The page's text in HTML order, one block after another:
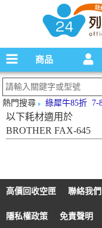
碳粉匣，墨水匣,原廠碳粉匣，
商品
熱門搜尋 綠犀牛85折 7-
以下耗材適用於
BROTHER FAX-645
高價回收空匣 聯絡我們
隱私權政策 免責聲明